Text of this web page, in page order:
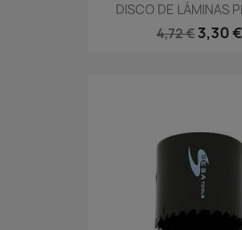
DISCO DE LÁMINAS
4,72 € 3,30 €